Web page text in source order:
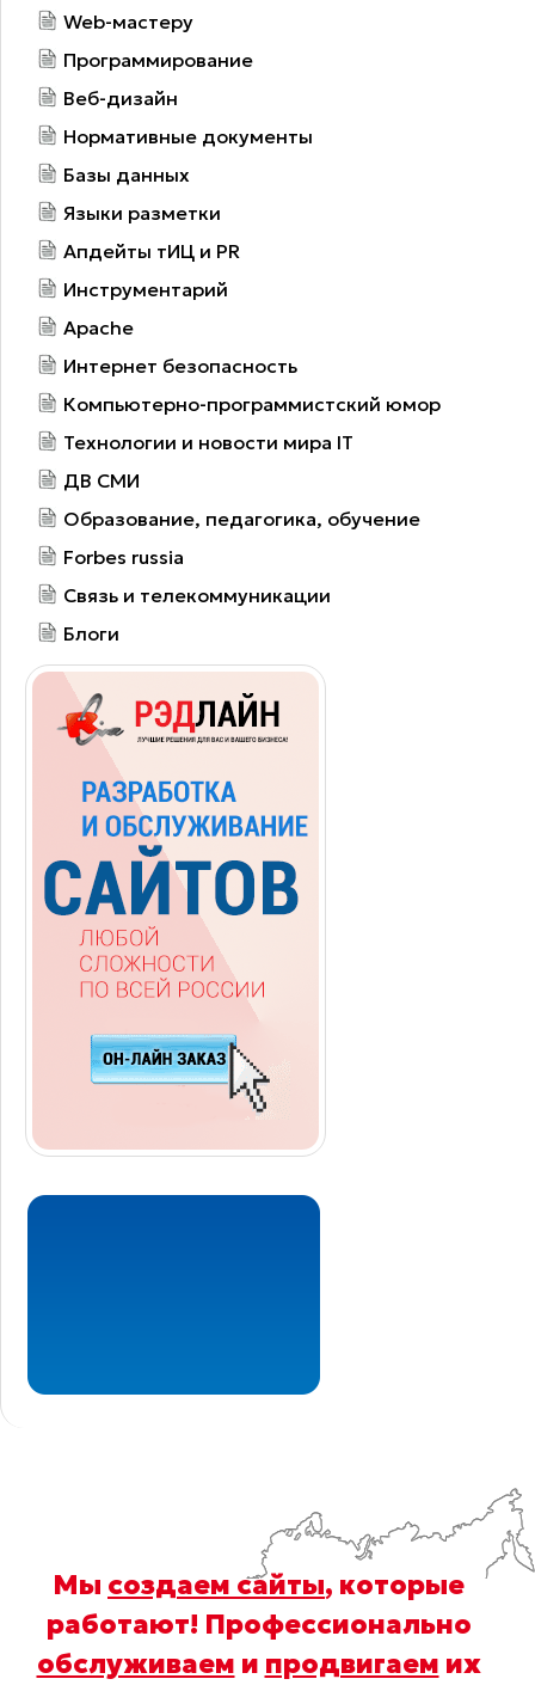
Web-мастеру
Программирование
Веб-дизайн
Нормативные документы
Базы данных
Языки разметки
Апдейты тИЦ и PR
Инструментарий
Apache
Интернет безопасность
Компьютерно-программистский юмор
Технологии и новости мира IT
ДВ СМИ
Образование, педагогика, обучение
Forbes russia
Связь и телекоммуникации
Блоги
Мы создаем сайты, которые
работают! Профессионально
обслуживаем и продвигаем их